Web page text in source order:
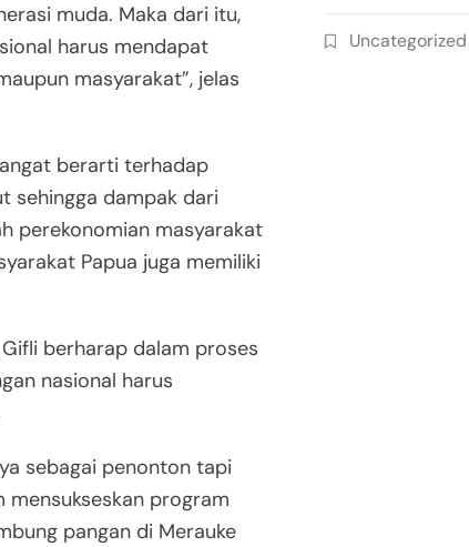
muda. Maka dari itu,
harus mendapat
masyarakat”, jelas
berarti terhadap
sehingga dampak dari
perekonomian masyarakat
Papua juga memiliki
berharap dalam proses
nasional harus
sebagai penonton tapi
program
pangan di Merauke
Uncategorized